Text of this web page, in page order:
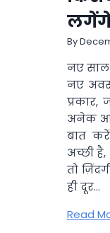
लगेंगे
By
नए
नए
प्रकार,
अनेक
बात
अच्छी
तो
ही दूर…
Read